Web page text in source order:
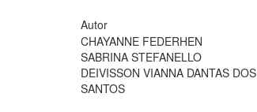
Autor
CHAYANNE FEDERHEN
SABRINA STEFANELLO
DEIVISSON VIANNA DANTAS DOS
SANTOS